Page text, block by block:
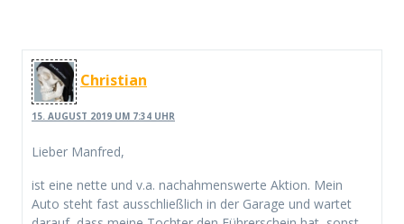
Christian
15. AUGUST 2019 UM 7:34 UHR
Lieber Manfred,
ist eine nette und v.a. nachahmenswerte Aktion. Mein
Auto steht fast ausschließlich in der Garage und wartet